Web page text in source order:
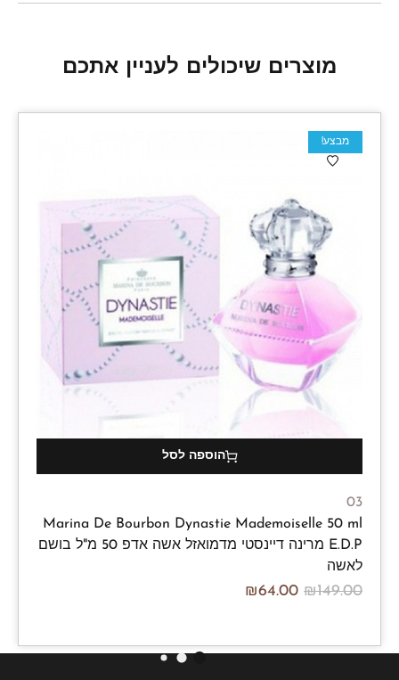
מוצרים שיכולים לעניין אתכם
מבצע!
הוספה לסל
03
Marina De Bourbon Dynastie Mademoiselle 50 ml
E.D.P מרינה דיינסטי מדמואזל אשה אדפ 50 מ"ל בושם
לאשה
₪149.00
₪64.00